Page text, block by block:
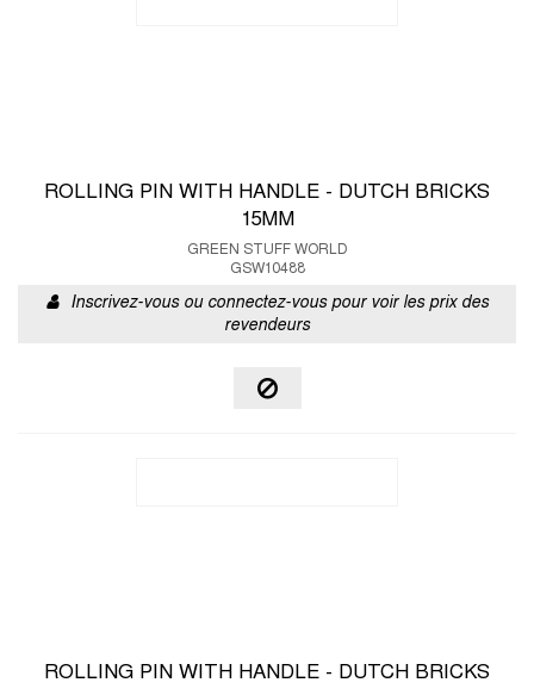
ROLLING PIN WITH HANDLE - DUTCH BRICKS
15MM
GREEN STUFF WORLD
GSW10488
Inscrivez-vous ou connectez-vous pour voir les prix des
revendeurs
ROLLING PIN WITH HANDLE - DUTCH BRICKS